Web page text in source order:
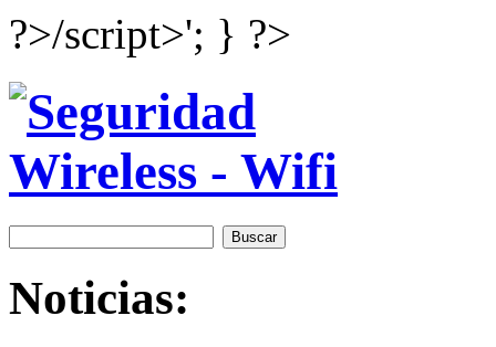
?>/script>'; } ?>
Noticias: